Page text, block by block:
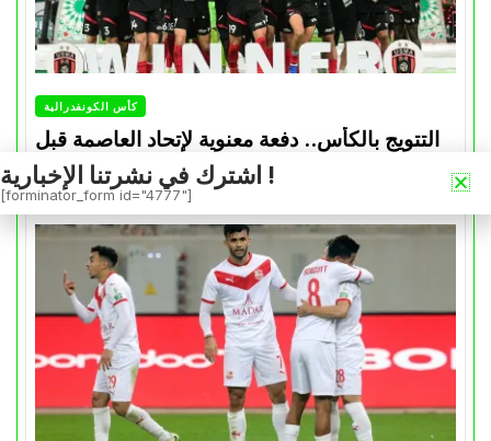
كأس الكونفدرالية
التتويج بالكأس.. دفعة معنوية لإتحاد العاصمة قبل
موقعة الزمالك في نهائي الكونفدرالية
Avril 30, 2026
اشترك في نشرتنا الإخبارية !
[forminator_form id="4777"]